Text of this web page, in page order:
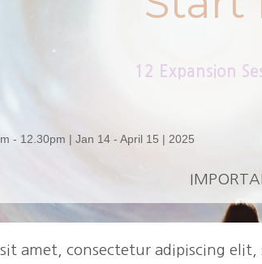
12 Expansion
- 12.30pm | Jan 14 - April 15 | 2025
amet, consectetur adipiscing